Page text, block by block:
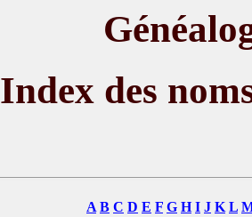
Index des
A B C D E F G H I J K L